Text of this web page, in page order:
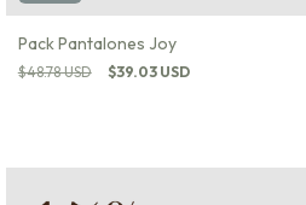
Pack Pantalones Joy
$48.78 USD $39.03 USD